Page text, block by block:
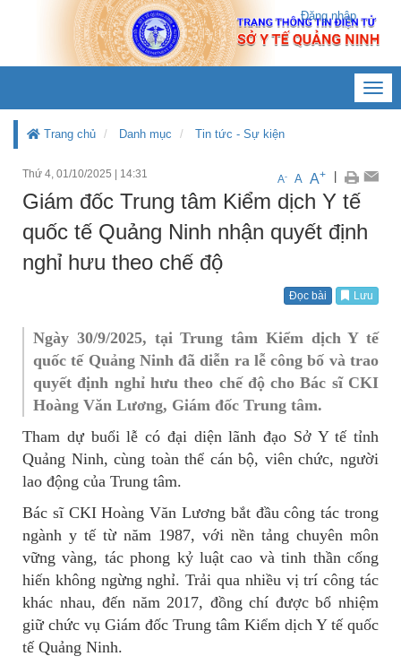
Đăng nhập
Trang chủ Danh mục Tin tức - Sự kiện
Thứ 4, 01/10/2025 14:31 A- A A+
Giám đốc Trung tâm Kiểm dịch Y tế
quốc tế Quảng Ninh nhận quyết định
nghỉ hưu theo chế độ
Đọc bài Lưu
Ngày 30/9/2025, tại Trung tâm Kiểm dịch Y tế
quốc tế Quảng Ninh đã diễn ra lễ công bố và trao
quyết định nghỉ hưu theo chế độ cho Bác sĩ CKI
Hoàng Văn Lương, Giám đốc Trung tâm.
Tham dự buổi lễ có đại diện lãnh đạo Sở Y tế tỉnh
Quảng Ninh, cùng toàn thể cán bộ, viên chức, người
lao động của Trung tâm.
Bác sĩ CKI Hoàng Văn Lương bắt đầu công tác trong
ngành y tế từ năm 1987, với nền tảng chuyên môn
vững vàng, tác phong kỷ luật cao và tinh thần cống
hiến không ngừng nghỉ. Trải qua nhiều vị trí công tác
khác nhau, đến năm 2017, đồng chí được bổ nhiệm
giữ chức vụ Giám đốc Trung tâm Kiểm dịch Y tế quốc
tế Quảng Ninh.